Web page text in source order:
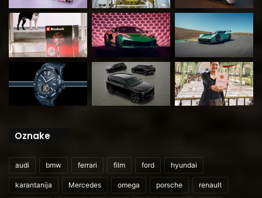
Oznake
audi bmw ferrari film ford hyundai
karantanija Mercedes omega porsche renault